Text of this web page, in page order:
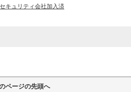
キュリティ会社加入済
ページの先頭へ